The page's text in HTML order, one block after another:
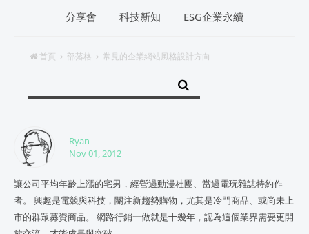
分享會
科技新知 ESG企業永續
首頁 部落格 常見的企業網站風格設計方向
Ryan
Nov 01, 2012
讓公司平均年齡上漲的宅男，經營過動漫社團、當過電玩雜誌特約作
者。 興趣是電競與科技，關注新趨勢購物，尤其是冷門商品、或尚未上
市的群眾募資商品。 網路行銷一做就是十幾年，認為這個業界需要更開